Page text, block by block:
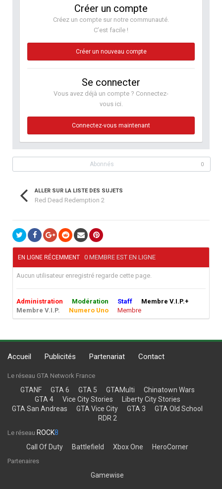
Créer un compte
Créez un compte sur notre communauté.
C’est facile !
Créer un nouveau compte
Se connecter
Vous avez déjà un compte ? Connectez-
vous ici.
Connectez-vous maintenant
Abonnés 0
ALLER SUR LA LISTE DES SUJETS
Red Dead Redemption 2
EN LIGNE RÉCEMMENT 0 MEMBRE EST EN LIGNE
Aucun utilisateur enregistré regarde cette page.
Administration Modération Staff
Membre V.I.P.+
Membre V.I.P.
Numero Uno Membre
Accueil Publicités Partenariat Contact
Le réseau GTA Network France
GTANF GTA 6 GTA 5 GTAMulti
Chinatown Wars
GTA 4
Vice City Stories
Liberty City Stories
GTA San Andreas
GTA Vice City GTA 3
GTA Old School
RDR 2
Le réseau ROCK8
Call Of Duty
Battlefield Xbox One HeroCorner
Partenaires
Gamewise